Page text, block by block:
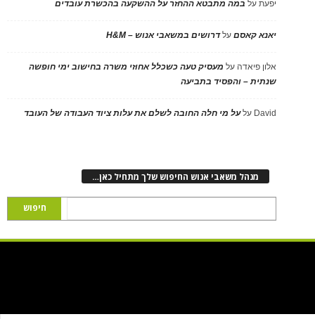
יפעתעל במה מתבטא ההחזר על ההשקעה בהכשרת עובדים
יאנא קאסםעלדרושים במשאבי אנוש – H&M
אלון פיאדה על מעסיק טעה כשכלל אחוזי משרה בחישוב ימי חופשה
שנתית – והפסיד בתביעה
David עלעל מי חלה החובה לשלם את עלות ציוד העבודה של העובד
מנהל משאבי אנוש החיפוש שלך מתחיל כאן…